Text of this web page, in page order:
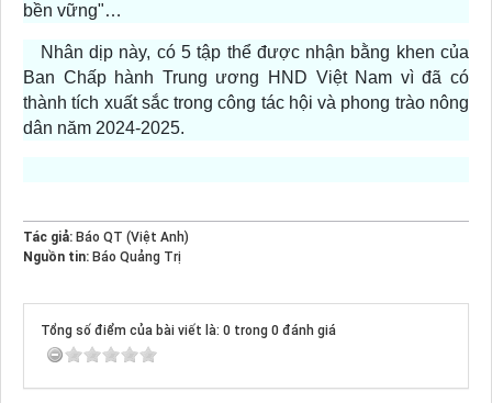
bền vững"…
Nhân dịp này, có 5 tập thể được nhận bằng khen của
Ban Chấp hành Trung ương HND Việt Nam vì đã có
thành tích xuất sắc trong công tác hội và phong trào nông
dân năm 2024-2025.
Tác giả: Báo QT (Việt Anh)
Nguồn tin: Báo Quảng Trị
Tổng số điểm của bài viết là: 0 trong 0 đánh giá